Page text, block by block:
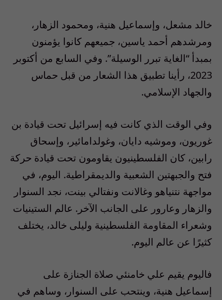
خالد مشعل، وإسماعيل هنية، ومحمود الزهار،
ومرشدهم أحمد ياسين، جميعهم كانوا يؤمنون
بمبدأ “الغاية تبرر الوسيلة”. وفي السابع من أكتوبر
2023، رأينا تطبيق هذا الشعار من قبل حماس
والجهاد الإسلامي.
وفي الوقت الذي كانت فيه إسرائيل تحت قيادة بن
غوريون، وموشيه دايان، وغولدامائير، وإسحاق
رابين، كان الفلسطينيون يقاومون تحت قيادة حركة
فتح والجبهتين الشعبية والديمقراطية. اليوم، في
مواجهة نتنياهو وغالانت ونفتالي بينت، نجد السنوار
والزهار وعارور على الجانب الآخر. عالم الستينيات
وشعراء المقاومة الفلسطينية وليلى خالد، يختلف
كثيرًا عن عالم اليوم.
فاليوم يقيم علي خامنئي صلاة الجنازة على
إسماعيل هنية، وينتحب على السنوار، وساهم في